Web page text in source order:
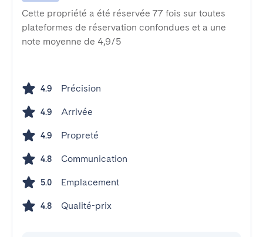
Cette propriété a été réservée 77 fois sur toutes
plateformes de réservation confondues et a une
note moyenne de 4,9/5
4.9 Précision
4.9 Arrivée
4.9 Propreté
4.8 Communication
5.0 Emplacement
4.8 Qualité-prix